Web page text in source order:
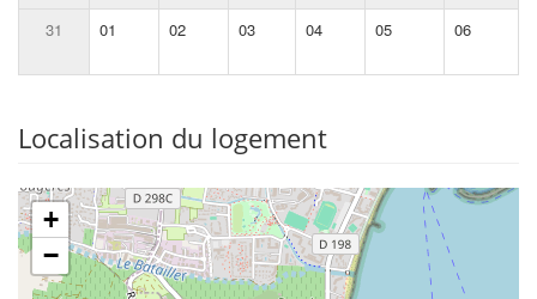
31 01 02 03 04 05 06
Localisation du logement
+
−